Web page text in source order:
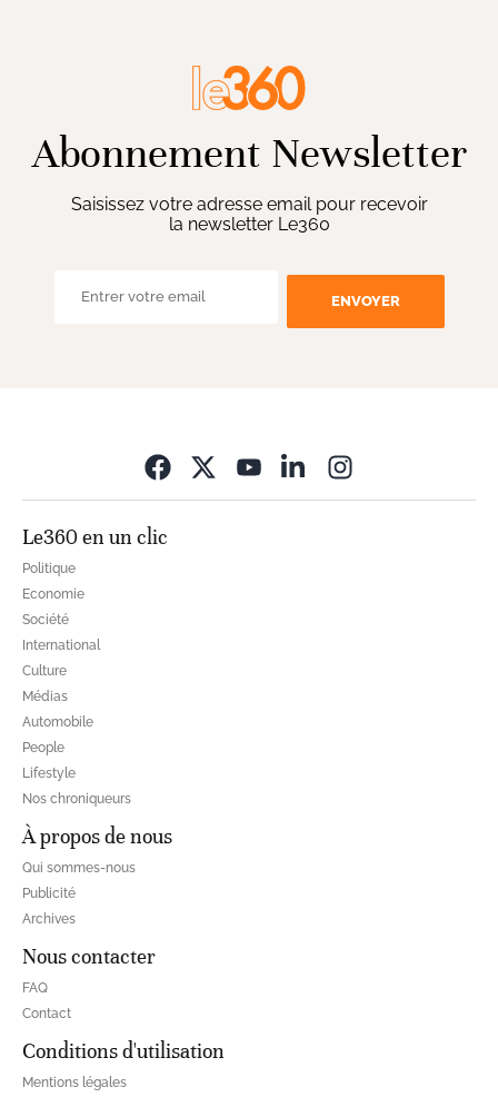
Abonnement Newsletter
Saisissez votre adresse email pour recevoir
la newsletter Le360
ENVOYER
Le360 en un clic
Politique
Economie
Société
International
Culture
Médias
Automobile
People
Lifestyle
Nos chroniqueurs
À propos de nous
Qui sommes-nous
Publicité
Archives
Nous contacter
FAQ
Contact
Conditions d'utilisation
Mentions légales